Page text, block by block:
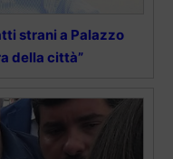
strani a Palazzo
della città”